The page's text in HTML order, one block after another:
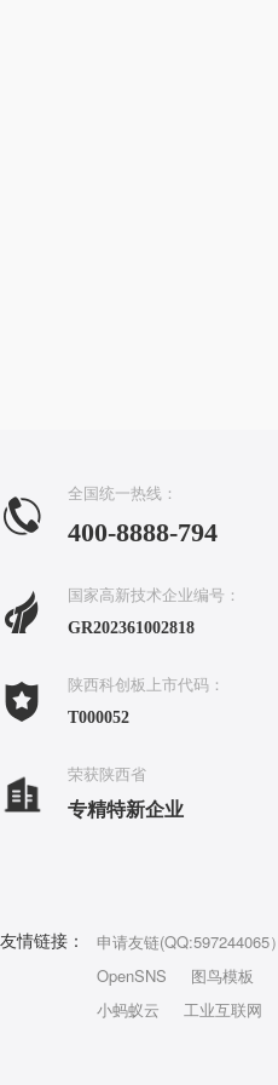
全国统一热线：
400-8888-794
国家高新技术企业编号：
GR202361002818
陕西科创板上市代码：
T000052
荣获陕西省
专精特新企业
友情链接： 申请友链(QQ:597244065）
OpenSNS
图鸟模板
小蚂蚁云
工业互联网